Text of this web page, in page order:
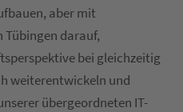
aber mit
darauf,
bei gleichzeitig
weiterentwickeln und
übergeordneten IT-